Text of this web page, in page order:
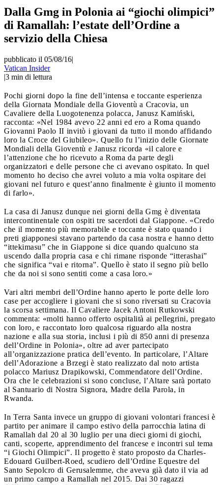
Dalla Gmg in Polonia ai “giochi olimpici”
di Ramallah: l’estate dell’Ordine a
servizio della Chiesa
pubblicato il 05/08/16|
Vatican Insider
|3 min di lettura
Pochi giorni dopo la fine dell’intensa e toccante esperienza
della Giornata Mondiale della Gioventù a Cracovia, un
Cavaliere della Luogotenenza polacca, Janusz Kamiński,
racconta: «Nel 1984 avevo 22 anni ed ero a Roma quando
Giovanni Paolo II invitò i giovani da tutto il mondo affidando
loro la Croce del Giubileo». Quello fu l’inizio delle Giornate
Mondiali della Gioventù e Janusz ricorda «il calore e
l’attenzione che ho ricevuto a Roma da parte degli
organizzatori e delle persone che ci avevano ospitato. In quel
momento ho deciso che avrei voluto a mia volta ospitare dei
giovani nel futuro e quest’anno finalmente è giunto il momento
di farlo».
La casa di Janusz dunque nei giorni della Gmg è diventata
intercontinentale con ospiti tre sacerdoti dal Giappone. «Credo
che il momento più memorabile e toccante è stato quando i
preti giapponesi stavano partendo da casa nostra e hanno detto
“ittekimasu” che in Giappone si dice quando qualcuno sta
uscendo dalla propria casa e chi rimane risponde “itterashai”
che significa “vai e ritorna”. Quello è stato il segno più bello
che da noi si sono sentiti come a casa loro.»
Vari altri membri dell’Ordine hanno aperto le porte delle loro
case per accogliere i giovani che si sono riversati su Cracovia
la scorsa settimana. Il Cavaliere Jacek Antoni Rutkowski
commenta: «molti hanno offerto ospitalità ai pellegrini, pregato
con loro, e raccontato loro qualcosa riguardo alla nostra
nazione e alla sua storia, inclusi i più di 850 anni di presenza
dell’Ordine in Polonia», oltre ad aver partecipato
all’organizzazione pratica dell’evento. In particolare, l’Altare
dell’Adorazione a Brzegi è stato realizzato dal noto artista
polacco Mariusz Drapikowski, Commendatore dell’Ordine.
Ora che le celebrazioni si sono concluse, l’Altare sarà portato
al Santuario di Nostra Signora, Madre della Parola, in
Rwanda.
In Terra Santa invece un gruppo di giovani volontari francesi è
partito per animare il campo estivo della parrocchia latina di
Ramallah dal 20 al 30 luglio per una dieci giorni di giochi,
canti, scoperte, apprendimento del francese e incontri sul tema
“i Giochi Olimpici”. Il progetto è stato proposto da Charles-
Edouard Guilbert-Roed, scudiero dell’Ordine Equestre del
Santo Sepolcro di Gerusalemme, che aveva già dato il via ad
un primo campo a Ramallah nel 2015. Dai 30 ragazzi